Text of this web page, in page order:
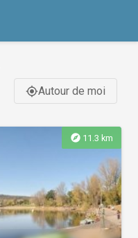
gps_fixedAutour de moi
explore 11.3 km